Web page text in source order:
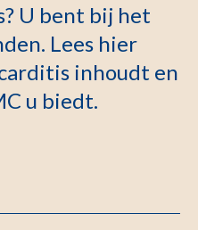
U bent bij het
Lees hier
inhoudt en
u biedt.